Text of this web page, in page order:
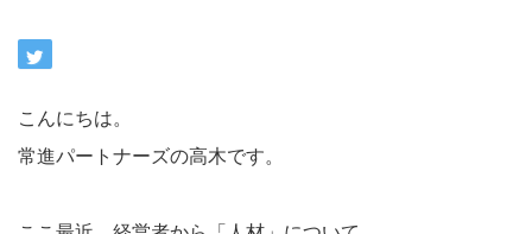
こんにちは。
常進パートナーズの高木です。